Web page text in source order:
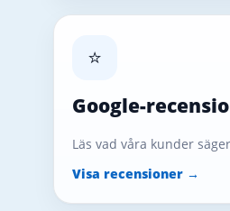
⭐
Google-
Läs vad våra kunder
Visa recensioner →